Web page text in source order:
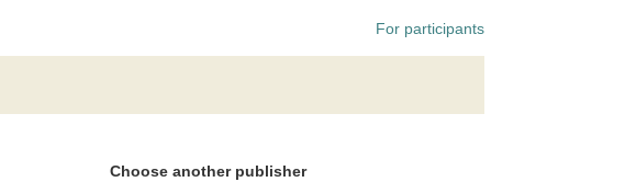
For participants
Choose another publisher